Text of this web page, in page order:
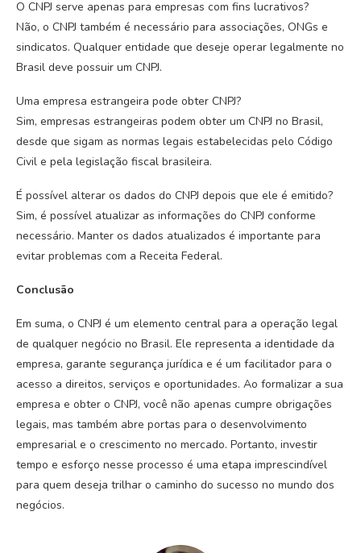
O CNPJ serve apenas para empresas com fins lucrativos?
Não, o CNPJ também é necessário para associações, ONGs e
sindicatos. Qualquer entidade que deseje operar legalmente no
Brasil deve possuir um CNPJ.
Uma empresa estrangeira pode obter CNPJ?
Sim, empresas estrangeiras podem obter um CNPJ no Brasil,
desde que sigam as normas legais estabelecidas pelo Código
Civil e pela legislação fiscal brasileira.
É possível alterar os dados do CNPJ depois que ele é emitido?
Sim, é possível atualizar as informações do CNPJ conforme
necessário. Manter os dados atualizados é importante para
evitar problemas com a Receita Federal.
Conclusão
Em suma, o CNPJ é um elemento central para a operação legal
de qualquer negócio no Brasil. Ele representa a identidade da
empresa, garante segurança jurídica e é um facilitador para o
acesso a direitos, serviços e oportunidades. Ao formalizar a sua
empresa e obter o CNPJ, você não apenas cumpre obrigações
legais, mas também abre portas para o desenvolvimento
empresarial e o crescimento no mercado. Portanto, investir
tempo e esforço nesse processo é uma etapa imprescindível
para quem deseja trilhar o caminho do sucesso no mundo dos
negócios.